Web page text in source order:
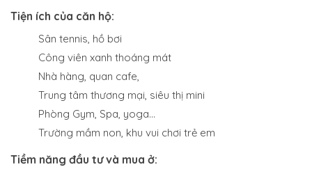
Tiện ích của căn hộ:
Sân tennis, hồ bơi
Công viên xanh thoáng mát
Nhà hàng, quan cafe,
Trung tâm thương mại, siêu thị mini
Phòng Gym, Spa, yoga…
Trường mầm non, khu vui chơi trẻ em
Tiềm năng đầu tư và mua ở: